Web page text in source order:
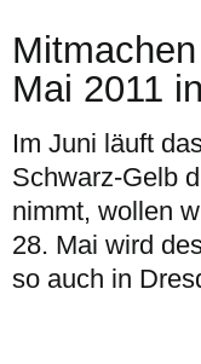
Mai 2011
Im Juni läuft
Schwarz-Gelb
nimmt, wollen
28. Mai wird
so auch in